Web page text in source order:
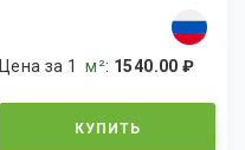
Цена за 1м²: 1540.00 ₽
КУПИТЬ